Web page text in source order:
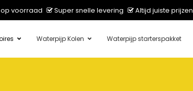
op voorraad Super snelle levering Altijd juiste prijzen
Waterpijp Kolen Waterpijp starterspakket